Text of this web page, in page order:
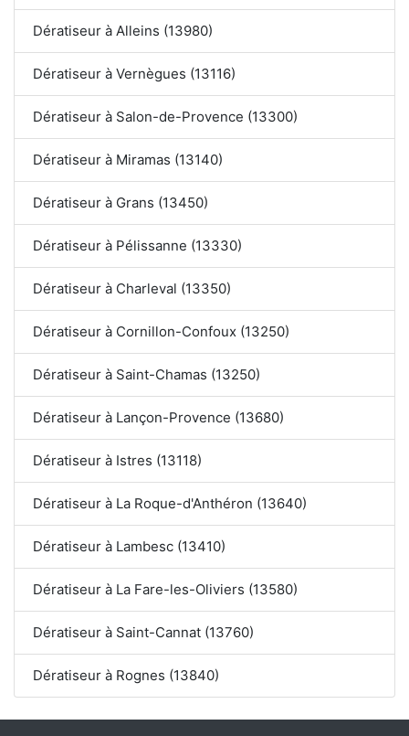
Dératiseur à Alleins (13980)
Dératiseur à Vernègues (13116)
Dératiseur à Salon-de-Provence (13300)
Dératiseur à Miramas (13140)
Dératiseur à Grans (13450)
Dératiseur à Pélissanne (13330)
Dératiseur à Charleval (13350)
Dératiseur à Cornillon-Confoux (13250)
Dératiseur à Saint-Chamas (13250)
Dératiseur à Lançon-Provence (13680)
Dératiseur à Istres (13118)
Dératiseur à La Roque-d'Anthéron (13640)
Dératiseur à Lambesc (13410)
Dératiseur à La Fare-les-Oliviers (13580)
Dératiseur à Saint-Cannat (13760)
Dératiseur à Rognes (13840)